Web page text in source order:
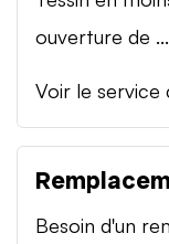
ouverture de ...
Voir le
Besoin d'un